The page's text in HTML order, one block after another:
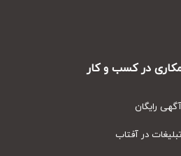
در کسب و کار
رایگان
در آفتاب